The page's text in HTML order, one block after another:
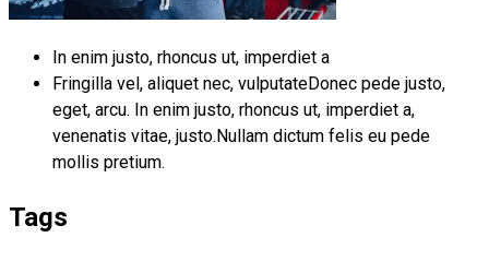
In enim justo, rhoncus ut, imperdiet a
Fringilla vel, aliquet nec, vulputateDonec pede justo,
eget, arcu. In enim justo, rhoncus ut, imperdiet a,
venenatis vitae, justo.Nullam dictum felis eu pede
mollis pretium.
Tags